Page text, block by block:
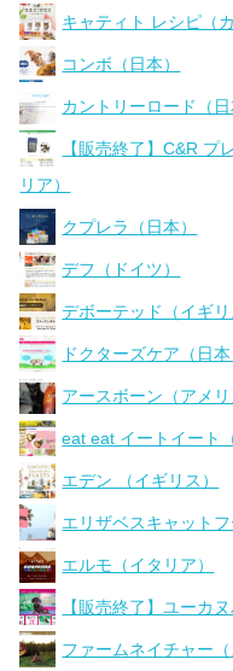
キャティト レシピ（カ
コンボ（日本）
カントリーロード（日
【販売終了】C&R プ
リア）
クプレラ（日本）
デフ（ドイツ）
デボーテッド（イギリ
ドクターズケア（日本
アースボーン（アメリ
eat eat イートイート
エデン （イギリス）
エリザベスキャット
エルモ（イタリア）
【販売終了】ユーカ
ファームネイチャー（